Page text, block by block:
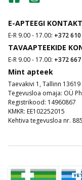
E-APTEEGI KONTAKT
E-R 9.00 - 17.00: +372
TAVAAPTEEKIDE
E-R 9.00 - 17.00: +372
Mint apteek
Taevakivi 1, Tallinn 13619
Tegevusloa omaja: OÜ
Registrikood: 14960867
KMKR: EE102252015
Kehtiva tegevusloa nr. 885